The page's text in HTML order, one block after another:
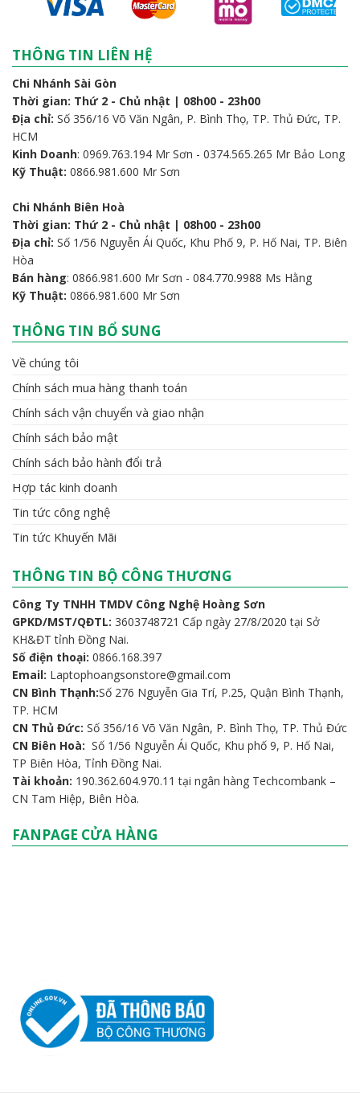
THÔNG TIN LIÊN HỆ
Chi Nhánh Sài Gòn
Thời gian: Thứ 2 - Chủ nhật | 08h00 - 23h00
Địa chỉ: Số 356/16 Võ Văn Ngân, P. Bình Thọ, TP. Thủ Đức, TP.
HCM
Kinh Doanh: 0969.763.194 Mr Sơn - 0374.565.265 Mr Bảo Long
Kỹ Thuật: 0866.981.600 Mr Sơn
Chi Nhánh Biên Hoà
Thời gian: Thứ 2 - Chủ nhật | 08h00 - 23h00
Địa chỉ: Số 1/56 Nguyễn Ái Quốc, Khu Phố 9, P. Hố Nai, TP. Biên
Hòa
Bán hàng: 0866.981.600 Mr Sơn - 084.770.9988 Ms Hằng
Kỹ Thuật: 0866.981.600 Mr Sơn
THÔNG TIN BỔ SUNG
Về chúng tôi
Chính sách mua hàng thanh toán
Chính sách vận chuyển và giao nhận
Chính sách bảo mật
Chính sách bảo hành đổi trả
Hợp tác kinh doanh
Tin tức công nghệ
Tin tức Khuyến Mãi
THÔNG TIN BỘ CÔNG THƯƠNG
Công Ty TNHH TMDV Công Nghệ Hoàng Sơn
GPKD/MST/QĐTL: 3603748721 Cấp ngày 27/8/2020 tại Sở
KH&ĐT tỉnh Đồng Nai.
Số điện thoại: 0866.168.397
Email: Laptophoangsonstore@gmail.com
CN Bình Thạnh:Số 276 Nguyễn Gia Trí, P.25, Quận Bình Thạnh,
TP. HCM
CN Thủ Đức: Số 356/16 Võ Văn Ngân, P. Bình Thọ, TP. Thủ Đức
CN Biên Hoà: Số 1/56 Nguyễn Ái Quốc, Khu phố 9, P. Hố Nai,
TP Biên Hòa, Tỉnh Đồng Nai.
Tài khoản: 190.362.604.970.11 tại ngân hàng Techcombank –
CN Tam Hiệp, Biên Hòa.
FANPAGE CỬA HÀNG